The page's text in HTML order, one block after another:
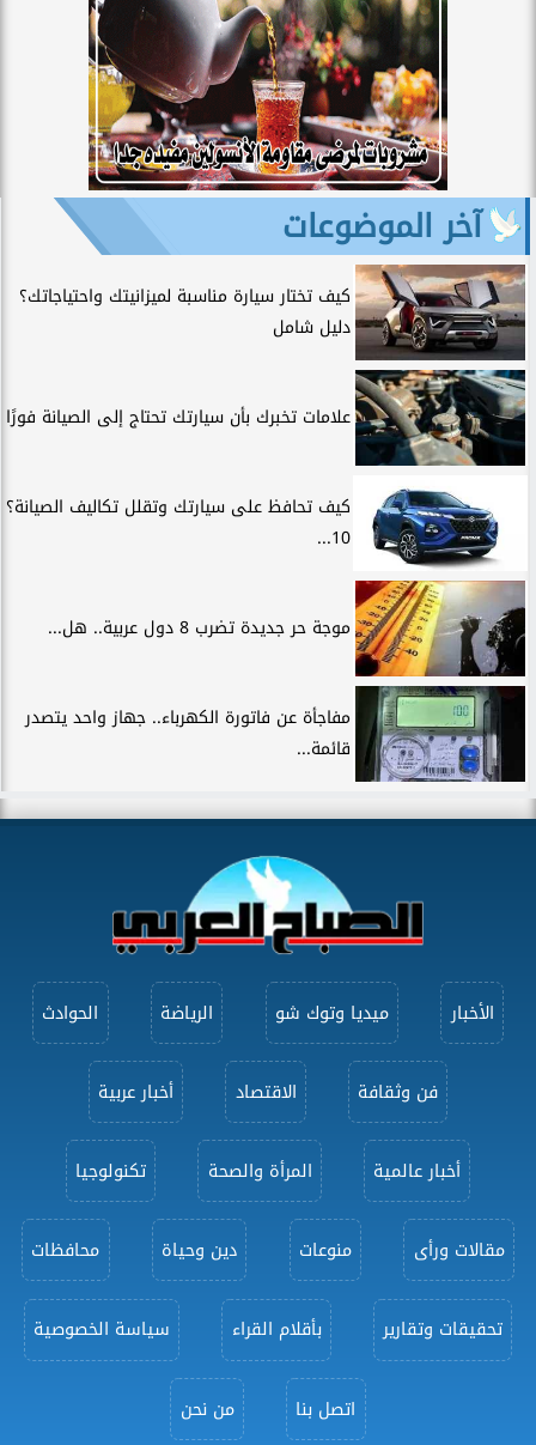
آخر الموضوعات
كيف تختار سيارة مناسبة لميزانيتك واحتياجاتك؟
دليل شامل
علامات تخبرك بأن سيارتك تحتاج إلى الصيانة فورًا
كيف تحافظ على سيارتك وتقلل تكاليف الصيانة؟
10...
موجة حر جديدة تضرب 8 دول عربية.. هل...
مفاجأة عن فاتورة الكهرباء.. جهاز واحد يتصدر
قائمة...
الأخبار ميديا وتوك شو الرياضة الحوادث
فن وثقافة الاقتصاد أخبار عربية
أخبار عالمية المرأة والصحة تكنولوجيا
مقالات ورأى منوعات دين وحياة محافظات
تحقيقات وتقارير بأقلام القراء سياسة الخصوصية
اتصل بنا من نحن